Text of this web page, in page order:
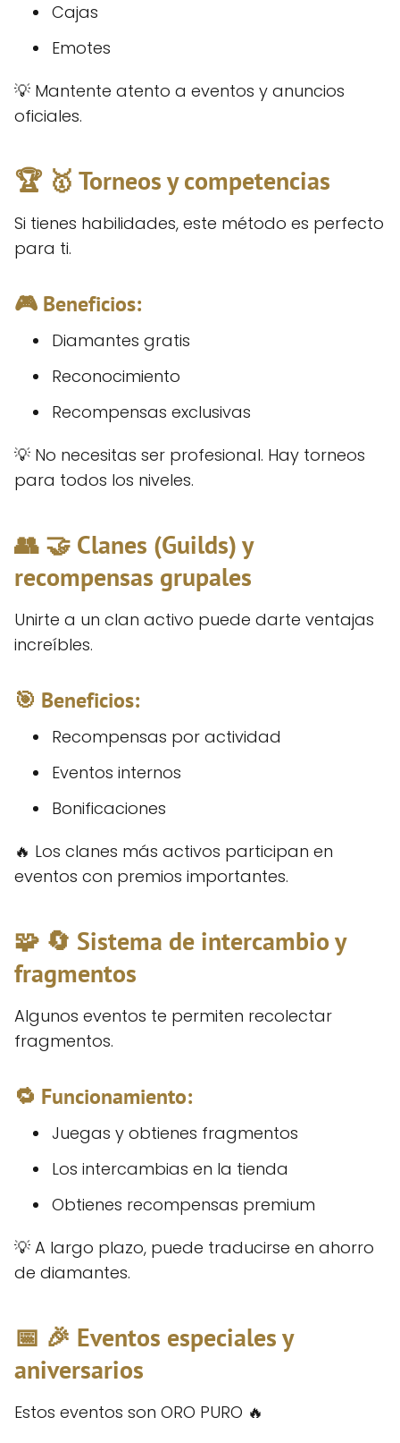
Cajas
Emotes
💡 Mantente atento a eventos y anuncios
oficiales.
🏆 🥇 Torneos y competencias
Si tienes habilidades, este método es perfecto
para ti.
🎮 Beneficios:
Diamantes gratis
Reconocimiento
Recompensas exclusivas
💡 No necesitas ser profesional. Hay torneos
para todos los niveles.
👥 🤝 Clanes (Guilds) y
recompensas grupales
Unirte a un clan activo puede darte ventajas
increíbles.
🎯 Beneficios:
Recompensas por actividad
Eventos internos
Bonificaciones
🔥 Los clanes más activos participan en
eventos con premios importantes.
🧩 🔄 Sistema de intercambio y
fragmentos
Algunos eventos te permiten recolectar
fragmentos.
🔁 Funcionamiento:
Juegas y obtienes fragmentos
Los intercambias en la tienda
Obtienes recompensas premium
💡 A largo plazo, puede traducirse en ahorro
de diamantes.
📅 🎉 Eventos especiales y
aniversarios
Estos eventos son ORO PURO 🔥